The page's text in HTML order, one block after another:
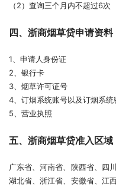
（2）查询三个月内不超过6次
四、浙商烟草贷申请资料
1、申请人身份证
2、银行卡
3、烟草许可证号
4、订烟系统账号以及订烟系统
5、营业执照
五、浙商烟草贷准入区域
广东省、河南省、陕西省、四
湖北省、浙江省、安徽省、江